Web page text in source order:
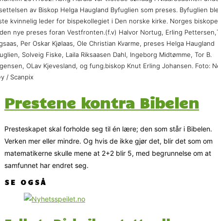
av Biskop Helga Haugland Byfuglien som preses. Byfuglien
kvinnelig leder for bispekollegiet i Den norske kirke. Norges
nye preses foran Vestfronten.(f.v) Halvor Nortug, Erling
Per Oskar Kjølaas, Ole Christian Kvarme, preses Helga Haugland
Solveig Fiske, Laila Riksaasen Dahl, Ingeborg Midtømme, Tor B.
OLav Kjevesland, og fung.biskop Knut Erling Johansen. Foto:
/ Scanpix
Prestene kontra Bibelen
Presteskapet skal forholde seg til én lære; den som står i Bibelen.
Verken mer eller mindre. Og hvis de ikke gjør det, blir det som om
matematikerne skulle mene at 2+2 blir 5, med begrunnelse om at
samfunnet har endret seg.
SE OGSÅ